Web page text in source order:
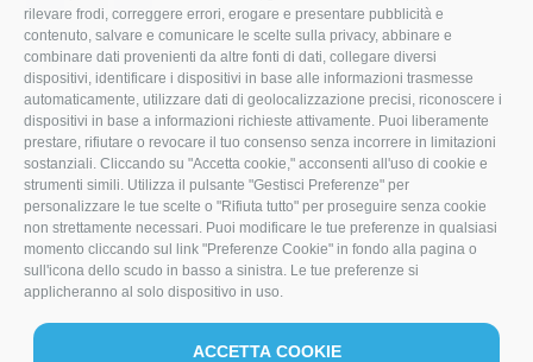
rilevare frodi, correggere errori, erogare e presentare pubblicità e
contenuto, salvare e comunicare le scelte sulla privacy, abbinare e
combinare dati provenienti da altre fonti di dati, collegare diversi
dispositivi, identificare i dispositivi in base alle informazioni trasmesse
automaticamente, utilizzare dati di geolocalizzazione precisi, riconoscere i
dispositivi in base a informazioni richieste attivamente. Puoi liberamente
prestare, rifiutare o revocare il tuo consenso senza incorrere in limitazioni
sostanziali. Cliccando su "Accetta cookie," acconsenti all'uso di cookie e
strumenti simili. Utilizza il pulsante "Gestisci Preferenze" per
personalizzare le tue scelte o "Rifiuta tutto" per proseguire senza cookie
non strettamente necessari. Puoi modificare le tue preferenze in qualsiasi
momento cliccando sul link "Preferenze Cookie" in fondo alla pagina o
sull'icona dello scudo in basso a sinistra. Le tue preferenze si
applicheranno al solo dispositivo in uso.
ACCETTA COOKIE
a
c
e
b
o
o
k
n
s
t
a
g
r
a
m
i
n
k
e
d
I
n